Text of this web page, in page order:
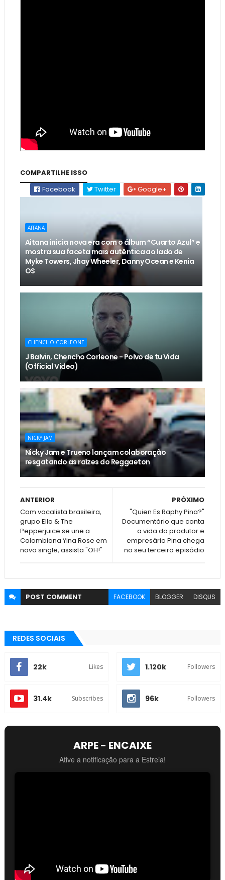
COMPARTILHE ISSO
Facebook
Twitter Google+
AITANA
Aitana inicia nova era com o álbum “Cuarto Azul” e
mostra sua faceta mais autêntica ao lado de
Myke Towers, Jhay Wheeler, Danny Ocean e Kenia
OS
CHENCHO CORLEONE
J Balvin, Chencho Corleone - Polvo de tu Vida
(Official Video)
NICKY JAM
Nicky Jam e Trueno lançam colaboração
resgatando as raízes do Reggaeton
PRÓXIMO
"Quien Es Raphy Pina?"
Documentário que conta
a vida do produtor e
empresário Pina chega
no seu terceiro episódio
ANTERIOR
Com vocalista brasileira,
grupo Ella & The
Pepperjuice se une a
Colombiana Yina Rose em
novo single, assista "OH!"
POST COMMENT FACEBOOK BLOGGER DISQUS
REDES SOCIAIS
22k Likes 1.120k Followers
31.4k Subscribes 96k Followers
ARPE - ENCAIXE
Ative a notificação para a Estreia!